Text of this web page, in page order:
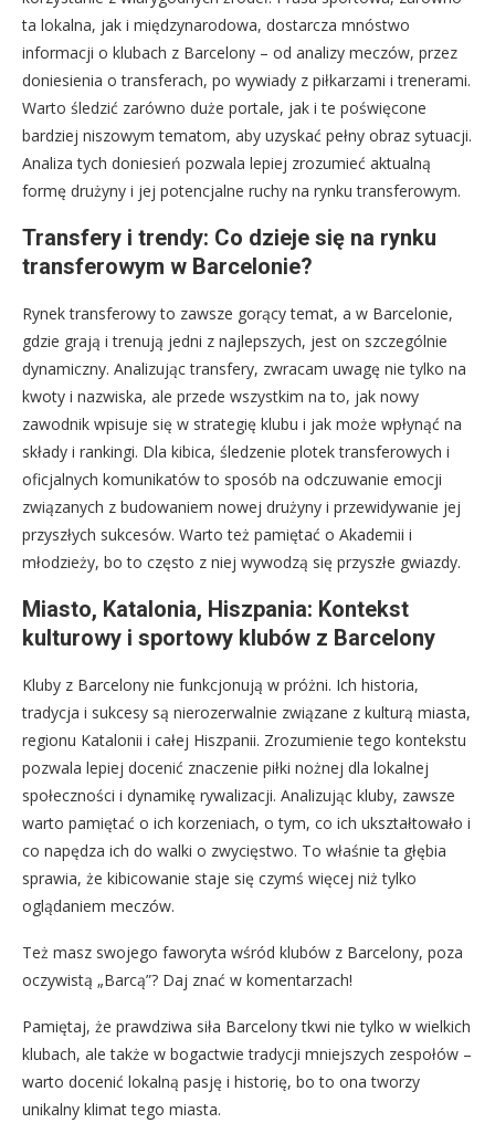
ta lokalna, jak i międzynarodowa, dostarcza mnóstwo
informacji o klubach z Barcelony – od analizy meczów, przez
doniesienia o transferach, po wywiady z piłkarzami i trenerami.
Warto śledzić zarówno duże portale, jak i te poświęcone
bardziej niszowym tematom, aby uzyskać pełny obraz sytuacji.
Analiza tych doniesień pozwala lepiej zrozumieć aktualną
formę drużyny i jej potencjalne ruchy na rynku transferowym.
Transfery i trendy: Co dzieje się na rynku
transferowym w Barcelonie?
Rynek transferowy to zawsze gorący temat, a w Barcelonie,
gdzie grają i trenują jedni z najlepszych, jest on szczególnie
dynamiczny. Analizując transfery, zwracam uwagę nie tylko na
kwoty i nazwiska, ale przede wszystkim na to, jak nowy
zawodnik wpisuje się w strategię klubu i jak może wpłynąć na
składy i rankingi. Dla kibica, śledzenie plotek transferowych i
oficjalnych komunikatów to sposób na odczuwanie emocji
związanych z budowaniem nowej drużyny i przewidywanie jej
przyszłych sukcesów. Warto też pamiętać o Akademii i
młodzieży, bo to często z niej wywodzą się przyszłe gwiazdy.
Miasto, Katalonia, Hiszpania: Kontekst
kulturowy i sportowy klubów z Barcelony
Kluby z Barcelony nie funkcjonują w próżni. Ich historia,
tradycja i sukcesy są nierozerwalnie związane z kulturą miasta,
regionu Katalonii i całej Hiszpanii. Zrozumienie tego kontekstu
pozwala lepiej docenić znaczenie piłki nożnej dla lokalnej
społeczności i dynamikę rywalizacji. Analizując kluby, zawsze
warto pamiętać o ich korzeniach, o tym, co ich ukształtowało i
co napędza ich do walki o zwycięstwo. To właśnie ta głębia
sprawia, że kibicowanie staje się czymś więcej niż tylko
oglądaniem meczów.
Też masz swojego faworyta wśród klubów z Barcelony, poza
oczywistą „Barcą”? Daj znać w komentarzach!
Pamiętaj, że prawdziwa siła Barcelony tkwi nie tylko w wielkich
klubach, ale także w bogactwie tradycji mniejszych zespołów –
warto docenić lokalną pasję i historię, bo to ona tworzy
unikalny klimat tego miasta.